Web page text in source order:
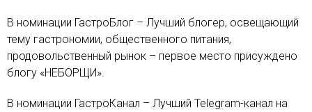
В номинации ГастроБлог – Лучший блогер, освещающий
тему гастрономии, общественного питания,
продовольственный рынок – первое место присуждено
блогу «НЕБОРЩИ».
В номинации ГастроКанал – Лучший Telegram-канал на